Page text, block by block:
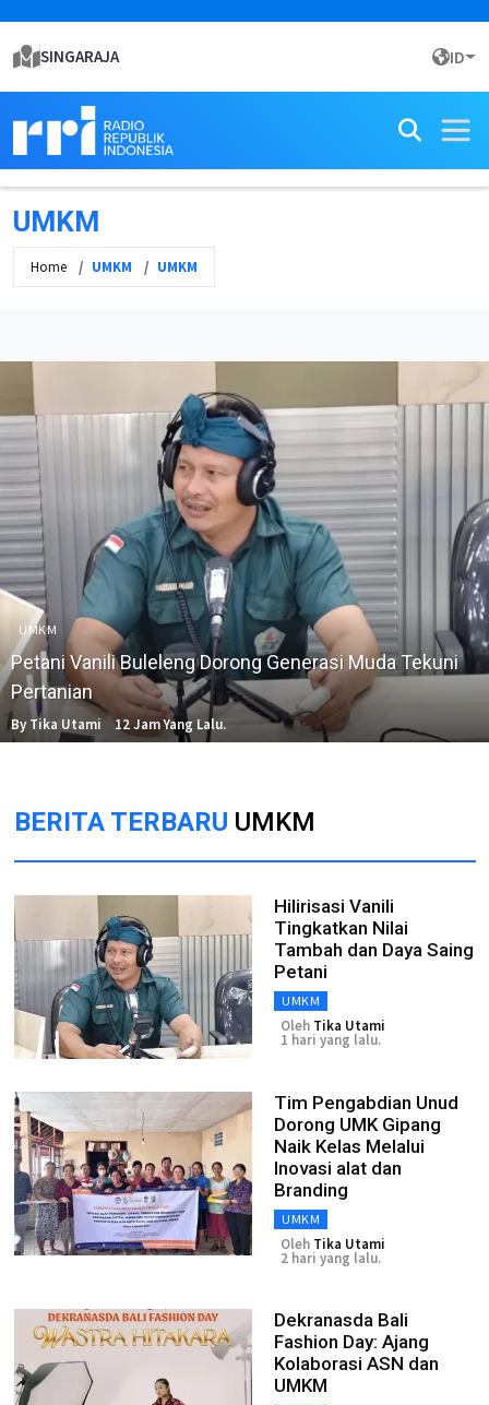
SINGARAJA ID
UMKM
Home UMKM UMKM
UMKM
Petani Vanili Buleleng Dorong Generasi Muda Tekuni
Pertanian
By Tika Utami 12 Jam Yang Lalu.
BERITA TERBARU UMKM
Hilirisasi Vanili
Tingkatkan Nilai
Tambah dan Daya Saing
Petani
UMKM
Oleh Tika Utami
1 hari yang lalu.
Tim Pengabdian Unud
Dorong UMK Gipang
Naik Kelas Melalui
Inovasi alat dan
Branding
UMKM
Oleh Tika Utami
2 hari yang lalu.
Dekranasda Bali
Fashion Day: Ajang
Kolaborasi ASN dan
UMKM